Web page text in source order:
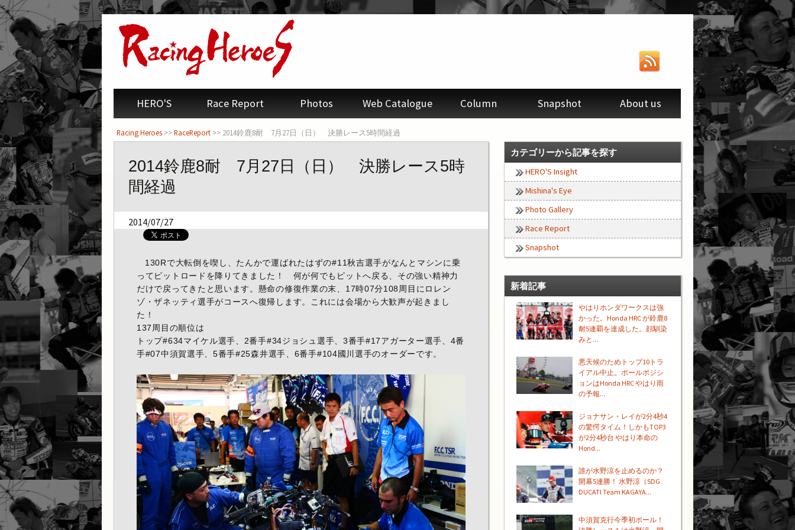
<
HERO'S Race Report Photos Web Catalogue Column Snapshot About us
Racing Heroes >>RaceReport >> 2014鈴鹿8耐 7月27日（日） 決勝レース5時間経過
2014鈴鹿8耐 7月27日（日） 決勝レース5時
間経過
2014/07/27
130Rで大転倒を喫し、たんかで運ばれたはずの#11秋吉選手がなんとマシンに乗
ってピットロードを降りてきました！ 何が何でもピットへ戻る、その強い精神力
だけで戻ってきたと思います。懸命の修復作業の末、17時07分108周目にロレン
ゾ・ザネッティ選手がコースへ復帰します。これには会場から大歓声が起きまし
た！
137周目の順位は
トップ#634マイケル選手、2番手#34ジョシュ選手、3番手#17アガーター選手、4番
手#07中須賀選手、5番手#25森井選手、6番手#104國川選手のオーダーです。
カテゴリーから記事を探す
HERO'S Insight
Mishina's Eye
Photo Gallery
Race Report
Snapshot
新着記事
やはりホンダワークスは強
かった。Honda HRC が鈴鹿8
耐5連覇を達成した。顔馴染
みと...
悪天候のためトップ10トラ
イアル中止。ポールポジシ
ョンはHonda HRC やはり雨
の予報...
ジョナサン・レイが2分4秒4
の驚愕タイム！しかもTOP3
が2分4秒台 やはり本命の
Hond...
誰が水野涼を止めるのか？
開幕5連勝！ 水野涼（SDG
DUCATI Team KAGAYA...
中須賀克行今季初ポール！